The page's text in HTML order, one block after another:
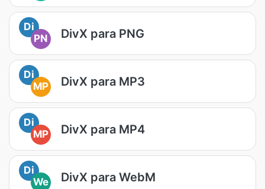
Di
PN
DivX para PNG
Di
MP
DivX para MP3
Di
MP
DivX para MP4
Di
We
DivX para WebM